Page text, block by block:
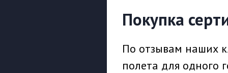
Покупка
По отзывам наших
полета для одного